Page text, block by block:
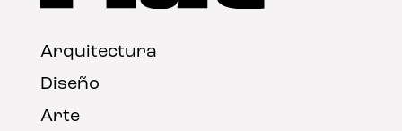
Arquitectura
Diseño
Arte